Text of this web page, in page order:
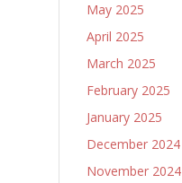
May 2025
April 2025
March 2025
February 2025
January 2025
December 2024
November 2024